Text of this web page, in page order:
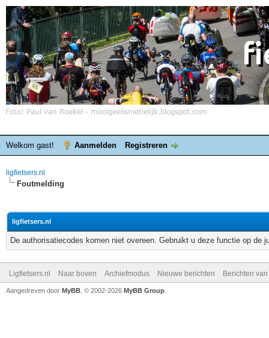
Welkom gast! Aanmelden Registreren
ligfietsers.nl
Foutmelding
ligfietsers.nl
De authorisatiecodes komen niet overeen. Gebruikt u deze functie op de
Ligfietsers.nl Naar boven Archiefmodus Nieuwe berichten Berichten
Aangedreven door MyBB , © 2002-2026 MyBB Group